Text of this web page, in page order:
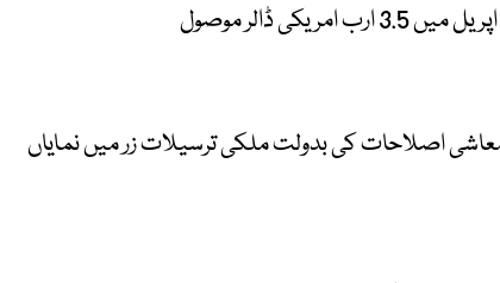
ڈالر موصول
معاشی اصلاحات کی بدولت ملکی ترسیلات زر میں نمایاں